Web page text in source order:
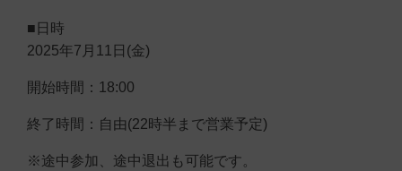
■日時
2025年7月11日(金)
開始時間：18:00
終了時間：自由(22時半まで営業予定)
※途中参加、途中退出も可能です。